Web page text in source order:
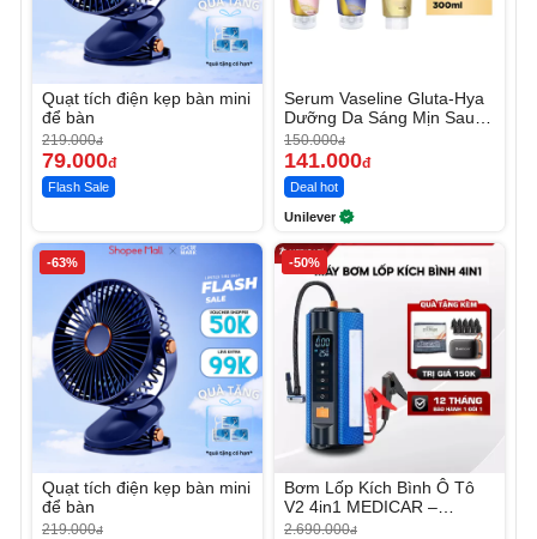
Quạt tích điện kẹp bàn mini
để bàn
219.000đ
79.000đ
Flash Sale
Serum Vaseline Gluta-Hya
Dưỡng Da Sáng Mịn Sau 7
Ngày
150.000đ
141.000đ
Deal hot
Unilever
-63%
Quạt tích điện kẹp bàn mini
để bàn
219.000đ
-50%
Bơm Lốp Kích Bình Ô Tô
V2 4in1 MEDICAR –
12.000mAh
2.690.000đ